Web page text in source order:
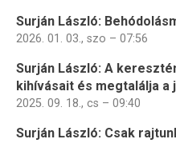
Surján László:
2026. 01. 03., szo – 07:56
Surján László: A
kihívásait és megtalálja a
2025. 09. 18., cs – 09:40
Surján László: Csak